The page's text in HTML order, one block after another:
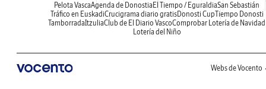
Pelota VascaAgenda de Donostia El Tiempo / EguraldiaSan Sebastián
Tráfico en EuskadiCrucigrama diario gratisDonosti CupTiempo Donosti
TamborradaItzuliaClub de El Diario VascoComprobar Lotería de Navidad
Lotería del Niño
Webs de Vocento